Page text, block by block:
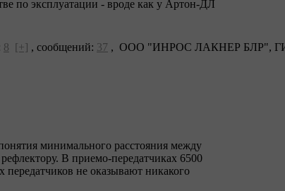
по эксплуатации - вроде как у Артон-ДЛ
8 [+] , сообщений: 37 , ООО "ИНРОС ЛАКНЕР БЛР",
минимального расстояния между
В приемо-передатчиках 6500
передатчиков не оказывают никакого